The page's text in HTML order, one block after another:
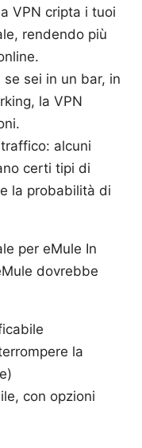
VPN cripta i tuoi
rendendo più
sei in un bar, in
la VPN
alcuni
certi tipi di
la probabilità di
per eMule In
dovrebbe
la
con opzioni